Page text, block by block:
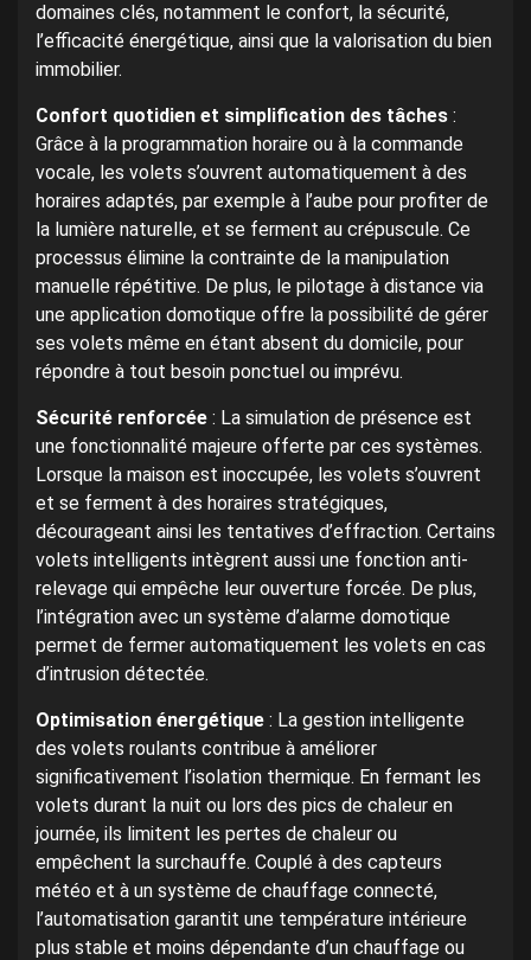
domaines clés, notamment le confort, la sécurité,
l’efficacité énergétique, ainsi que la valorisation du bien
immobilier.
Confort quotidien et simplification des tâches :
Grâce à la programmation horaire ou à la commande
vocale, les volets s’ouvrent automatiquement à des
horaires adaptés, par exemple à l’aube pour profiter de
la lumière naturelle, et se ferment au crépuscule. Ce
processus élimine la contrainte de la manipulation
manuelle répétitive. De plus, le pilotage à distance via
une application domotique offre la possibilité de gérer
ses volets même en étant absent du domicile, pour
répondre à tout besoin ponctuel ou imprévu.
Sécurité renforcée : La simulation de présence est
une fonctionnalité majeure offerte par ces systèmes.
Lorsque la maison est inoccupée, les volets s’ouvrent
et se ferment à des horaires stratégiques,
décourageant ainsi les tentatives d’effraction. Certains
volets intelligents intègrent aussi une fonction anti-
relevage qui empêche leur ouverture forcée. De plus,
l’intégration avec un système d’alarme domotique
permet de fermer automatiquement les volets en cas
d’intrusion détectée.
Optimisation énergétique : La gestion intelligente
des volets roulants contribue à améliorer
significativement l’isolation thermique. En fermant les
volets durant la nuit ou lors des pics de chaleur en
journée, ils limitent les pertes de chaleur ou
empêchent la surchauffe. Couplé à des capteurs
météo et à un système de chauffage connecté,
l’automatisation garantit une température intérieure
plus stable et moins dépendante d’un chauffage ou